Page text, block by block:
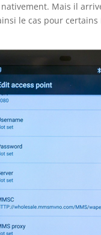
Mais il
le cas pour